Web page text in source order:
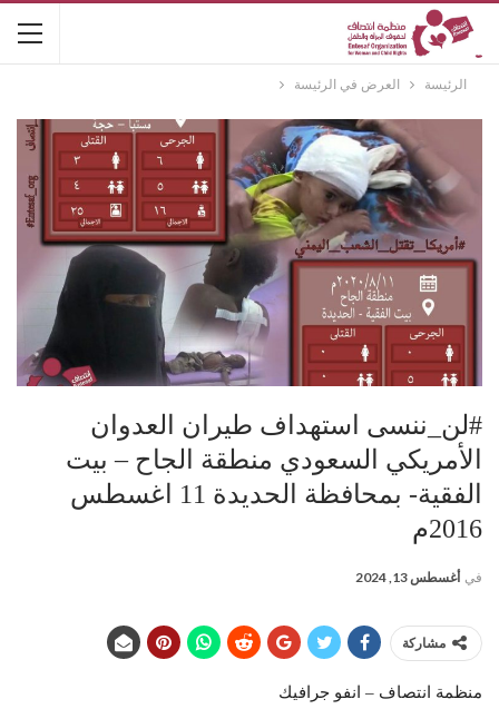
الرئيسة العرض في الرئيسة
#لن_ننسى استهداف طيران العدوان
الأمريكي السعودي منطقة الجاح – بيت
الفقية- بمحافظة الحديدة 11 اغسطس
2016م
في أغسطس 13, 2024
مشاركة
منظمة انتصاف – انفو جرافيك